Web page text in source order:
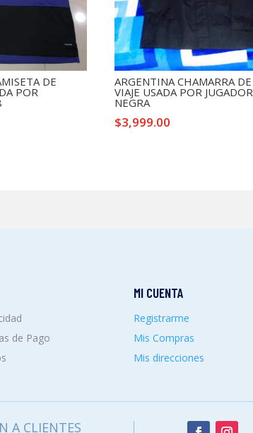
DE
POR
ARGENTINA CHAMARRA DE
VIAJE USADA POR JUGADOR
NEGRA
$3,999.00
de Pago
MI CUENTA
Registrarme
Mis Compras
Mis direcciones
A CLIENTES